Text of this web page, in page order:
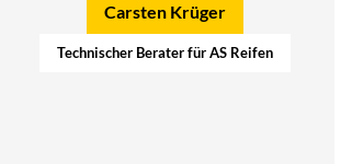
Carsten Krüger
Technischer Berater für AS Reifen